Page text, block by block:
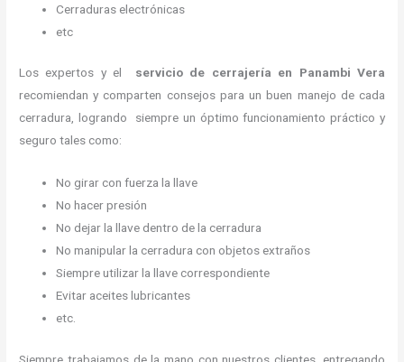
Cerraduras electrónicas
etc
Los expertos y el servicio de cerrajería en Panambi Vera
recomiendan y comparten consejos para un buen manejo de cada
cerradura, logrando siempre un óptimo funcionamiento práctico y
seguro tales como:
No girar con fuerza la llave
No hacer presión
No dejar la llave dentro de la cerradura
No manipular la cerradura con objetos extraños
Siempre utilizar la llave correspondiente
Evitar aceites lubricantes
etc.
Siempre trabajamos de la mano con nuestros clientes, entregando